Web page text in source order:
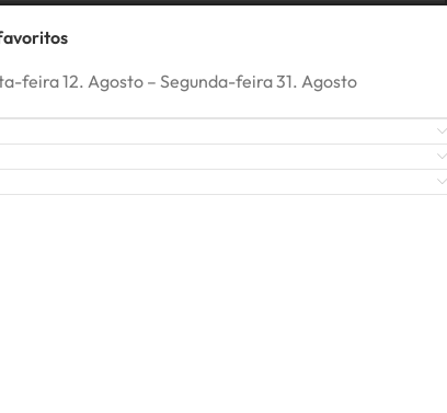
feira 12. Agosto – Segunda-feira 31. Agosto